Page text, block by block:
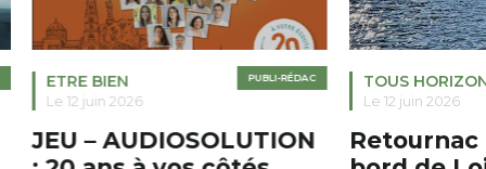
PUBLI-RÉDAC
ETRE BIEN
Le 12 juin 2026
JEU – AUDIOSOLUTION
TOUS
Le 12 juin 2026
Retournac